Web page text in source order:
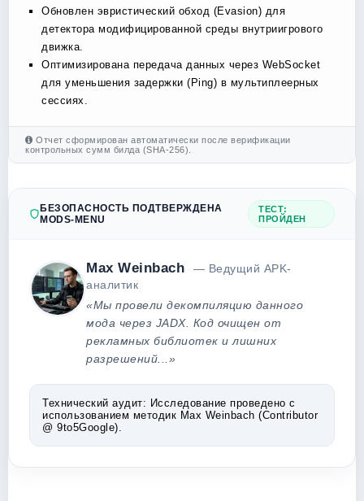
Обновлен эвристический обход (Evasion) для
детектора модифицированной среды внутриигрового
движка.
Оптимизирована передача данных через WebSocket
для уменьшения задержки (Ping) в мультиплеерных
сессиях.
Отчет сформирован автоматически после верификации
контрольных сумм билда (SHA-256).
БЕЗОПАСНОСТЬ ПОДТВЕРЖДЕНА
MODS-MENU
ТЕСТ:
ПРОЙДЕН
Max Weinbach
— Ведущий APK-
аналитик
«Мы провели декомпиляцию данного
мода через JADX. Код очищен от
рекламных библиотек и лишних
разрешений...»
Технический аудит: Исследование проведено с
использованием методик Max Weinbach (Contributor
@ 9to5Google).